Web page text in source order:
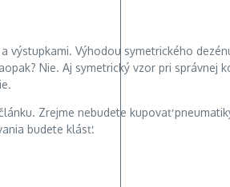
Výhodou symetrického
Nie. Aj symetrický vzor pri správnej
Zrejme nebudete kupovať
budete klásť.